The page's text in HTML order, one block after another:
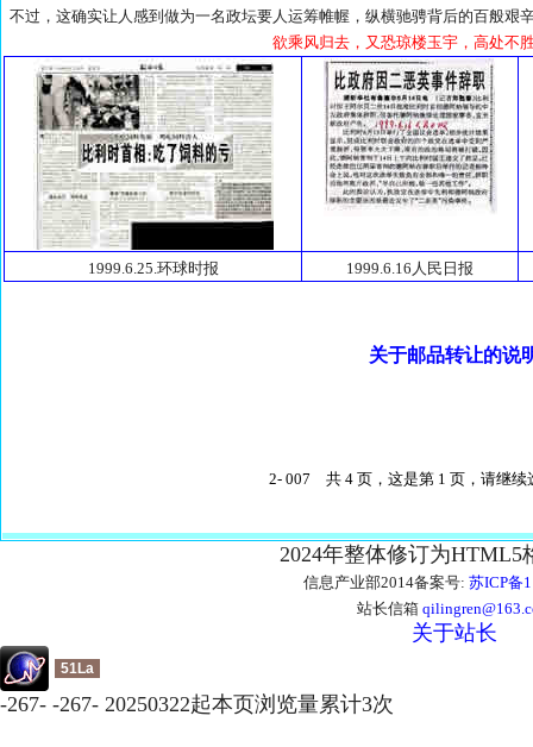
不过，这确实让人感到做为一名政坛要人运筹帷幄，纵横驰骋背后的百般艰
欲乘风归去，又恐琼楼玉宇，高处不
1999.6.25.环球时报 1999.6.16人民日报
关于邮品转让的说
2- 007 共 4 页，这是第 1 页，请继
2024年整体修订为HTML5
信息产业部2014备案号: 苏ICP备
站长信箱
关于站长
51La
-267- -267- 20250322起本页浏览量累计3次